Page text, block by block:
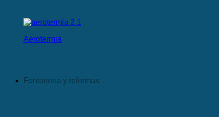
Aerotermia
Fontanería y reformas